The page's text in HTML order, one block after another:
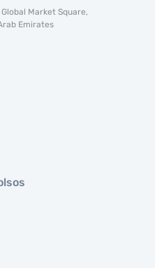
Market Square,
Emirates